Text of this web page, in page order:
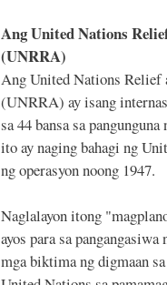
Ang United Nations
(UNRRA)
Ang United Nations
(UNRRA) ay isang
sa 44 bansa sa
ito ay naging bahagi ng
ng operasyon noong 1947.
Naglalayon itong
ayos para sa
mga biktima ng digmaan